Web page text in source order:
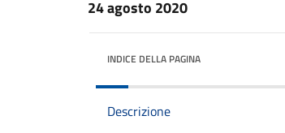
24 agosto 2020
INDICE DELLA PAGINA
Descrizione